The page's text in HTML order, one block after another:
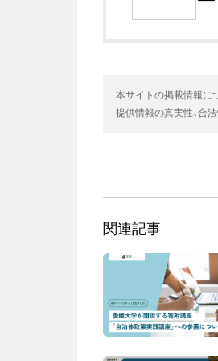
本サイトの掲載情報に
提供情報の真実性、合
関連記事